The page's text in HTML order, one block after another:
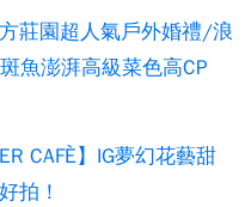
莊園超人氣戶外婚禮/浪
魚澎湃高級菜色高CP
CAFÈ】IG夢幻花藝甜
拍！